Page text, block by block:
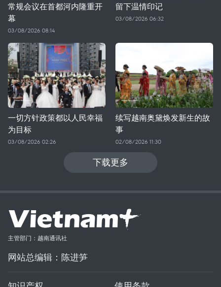
常规会议在首都河内隆重开
幕
03/08/2026 08:14
留下温情印记
03/08/2026 06:32
一切方针政策都以人民幸福
为目标
03/08/2026 02:26
续写越南奥黛焕发新生的故
事
02/08/2026 11:30
下载更多
主管部门：越南通讯社
网站总编辑：陈进笋